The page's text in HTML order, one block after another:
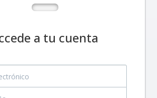
a tu cuenta